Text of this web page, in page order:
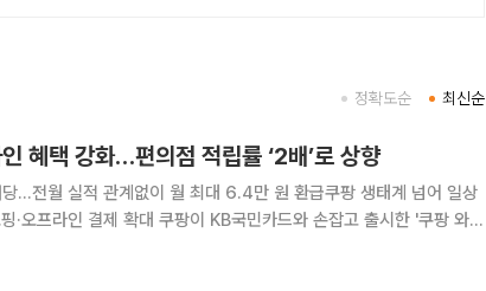
최신순
정확도순
혜택 강화…편의점 적립률 ‘2배’로 상향
...전월 실적 관계없이 월 최대 6.4만 원 환급쿠팡 생태계 넘어 일상
KB국민카드와 손잡고 출시한 '쿠팡 와우
존 대비 2배로 높여,